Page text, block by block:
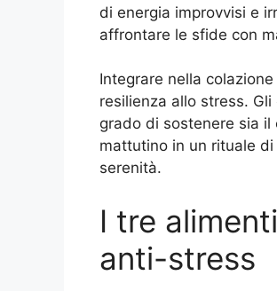
di energia improvvisi e
affrontare le sfide con
Integrare nella
resilienza allo stress.
grado di sostenere sia
mattutino in un rituale
serenità.
I tre
anti-stress